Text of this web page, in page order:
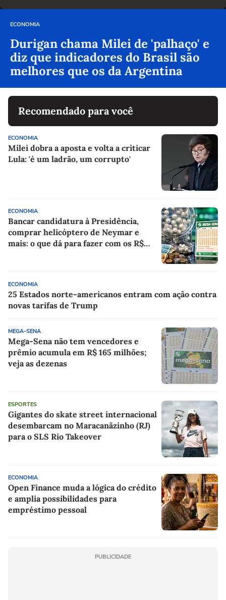
ECONOMIA
Durigan chama Milei de 'palhaço' e
diz que indicadores do Brasil são
melhores que os da Argentina
Recomendado para você
ECONOMIA
Milei dobra a aposta e volta a criticar
Lula: 'é um ladrão, um corrupto'
ECONOMIA
Bancar candidatura à Presidência,
comprar helicóptero de Neymar e
mais: o que dá para fazer com os R$
ECONOMIA
25 Estados norte-americanos entram com ação contra
novas tarifas de Trump
MEGA-SENA
Mega-Sena não tem vencedores e
prêmio acumula em R$ 165 milhões;
veja as dezenas
ESPORTES
Gigantes do skate street internacional
desembarcam no Maracanãzinho (RJ)
para o SLS Rio Takeover
ECONOMIA
Open Finance muda a lógica do crédito
e amplia possibilidades para
empréstimo pessoal
PUBLICIDADE